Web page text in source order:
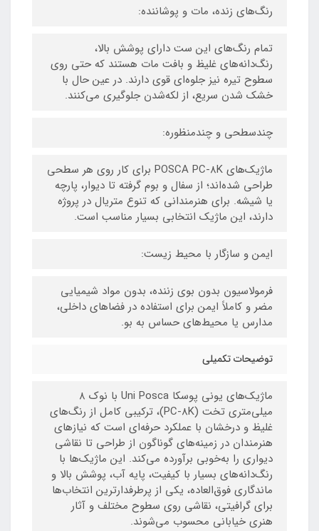
رنگ‌های زنده، مات و پوشاننده:
تمام رنگ‌های این ست دارای پوشش بالا،
رنگ‌دانه‌های غلیظ و بافت مات هستند که حتی روی
سطوح تیره نیز جلوه‌ای قوی دارند. در عین حال با
خشک شدن سریع، از لکه‌شدن جلوگیری می‌کنند.
چندسطحی و چندمنظوره:
ماژیک‌های POSCA PC-8K برای کار روی هر سطحی
طراحی شده‌اند؛ از سفال و بوم گرفته تا دیوار، پارچه
یا شیشه. برای هنرمندانی که تنوع متریال در پروژه
دارند، این ماژیک انتخابی بسیار مناسب است.
ایمن و سازگار با محیط زیست:
فرمولاسیون بدون بوی زننده، بدون مواد شیمیایی
مضر و کاملاً ایمن برای استفاده در فضاهای داخلی،
مدارس یا محیط‌های حساس به بو.
توضیحات تکمیلی
ماژیک‌های یونی پوسکا Uni Posca با نوک ۸
میلی‌متری تخت (PC-8K)، ترکیبی کامل از رنگ‌های
غلیظ و درخشان با عملکرد حرفه‌ای است که نیازهای
هنرمندان در زمینه‌های گوناگون از طراحی تا نقاشی
دیواری را به‌خوبی برآورده می‌کند. این ماژیک‌ها با
رنگ‌دانه‌های بسیار با کیفیت، پایه آب، پوشش بالا و
ماندگاری فوق‌العاده، یکی از پرطرفدارترین انتخاب‌ها
برای گرافیتی، نقاشی روی سطوح مختلف و آثار
هنری خیابانی محسوب می‌شوند.